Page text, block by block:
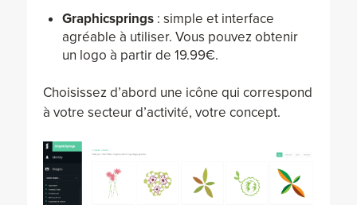
Graphicsprings: simple et interface
agréable à utiliser. Vous pouvez obtenir
un logo à partir de 19.99€.
Choisissez d’abord une icône qui correspond
à votre secteur d’activité, votre concept.